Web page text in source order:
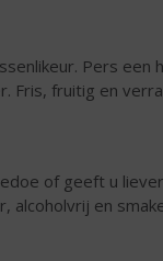
Pers een
Fris, fruitig en
of geeft u
alcoholvrij en